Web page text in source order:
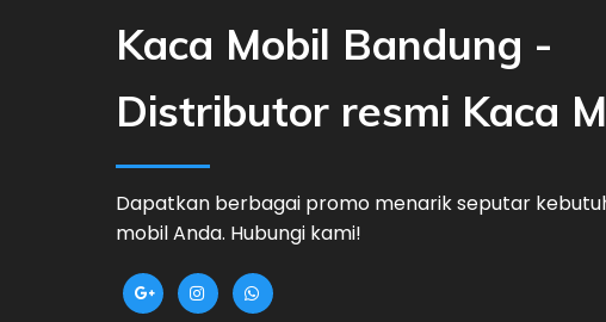
Kaca Mobil Bandung -
Distributor resmi Kaca
Dapatkan berbagai promo menarik seputar
mobil Anda. Hubungi kami!